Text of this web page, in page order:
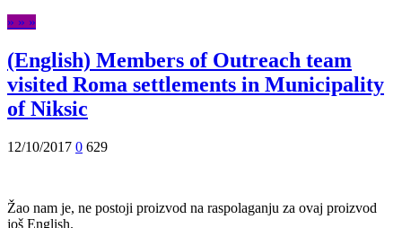
» » »
(English) Members of Outreach team
visited Roma settlements in Municipality
of Niksic
12/10/2017 0 629
Žao nam je, ne postoji proizvod na raspolaganju za ovaj proizvod
još English.